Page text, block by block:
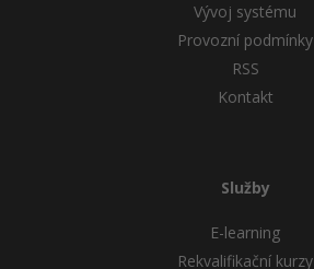
Vývoj systému
Provozní podmínky
RSS
Kontakt
Služby
E-learning
Rekvalifikační kurzy